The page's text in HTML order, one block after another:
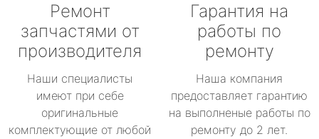
Ремонт
запчастями от
производителя
Наши специалисты
имеют при себе
оригинальные
комплектующие от любой
Гарантия на
работы по
ремонту
Наша компания
предоставляет гарантию
на выполненые работы по
ремонту до 2 лет.